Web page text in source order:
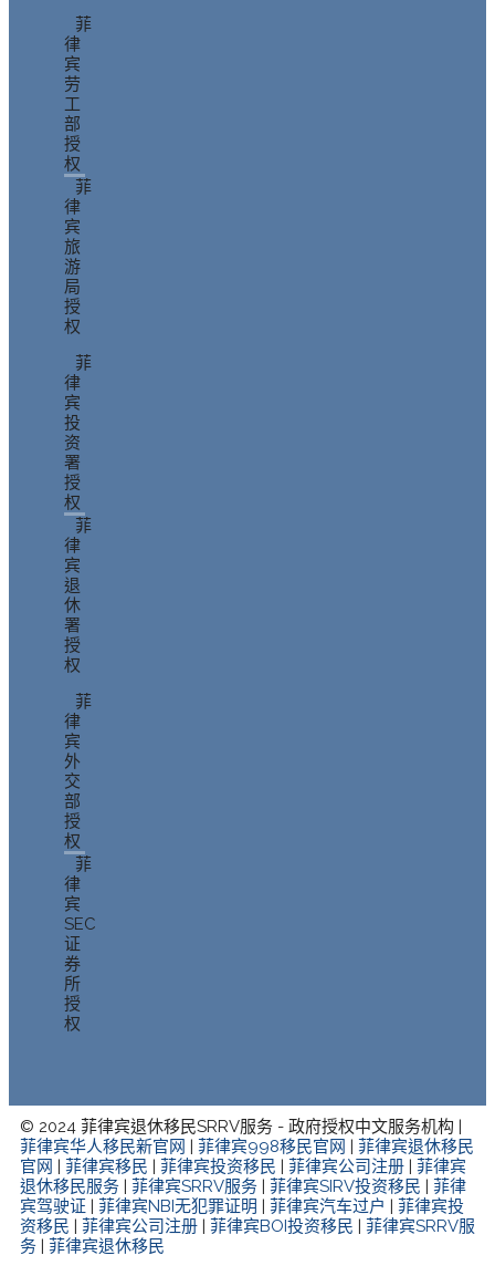
菲
律
宾
劳
工
部
授
权
菲
律
宾
旅
游
局
授
权
菲
律
宾
投
资
署
授
权
菲
律
宾
退
休
署
授
权
菲
律
宾
外
交
部
授
权
菲
律
宾
SEC
证
券
所
授
权
© 2024 菲律宾退休移民SRRV服务 - 政府授权中文服务机构 |
菲律宾华人移民新官网 | 菲律宾998移民官网 | 菲律宾退休移民
官网 | 菲律宾移民 | 菲律宾投资移民 | 菲律宾公司注册 | 菲律宾
退休移民服务 | 菲律宾SRRV服务 | 菲律宾SIRV投资移民 | 菲律
宾驾驶证 | 菲律宾NBI无犯罪证明 | 菲律宾汽车过户 | 菲律宾投
资移民 | 菲律宾公司注册 | 菲律宾BOI投资移民 | 菲律宾SRRV服
务 | 菲律宾退休移民